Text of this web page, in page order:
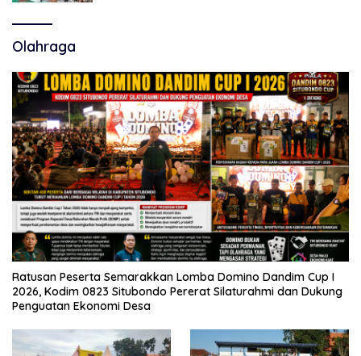
Olahraga
Ratusan Peserta Semarakkan Lomba Domino Dandim Cup I
2026, Kodim 0823 Situbondo Pererat Silaturahmi dan Dukung
Penguatan Ekonomi Desa